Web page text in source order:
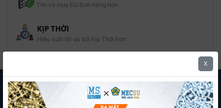
Tìm và mua Đủ Đơn hàng hơn
KỊP THỜI
Hiệu suất tối ưu bởi Kịp Thời hơn
Mua Hàng Theo Danh Mục
X